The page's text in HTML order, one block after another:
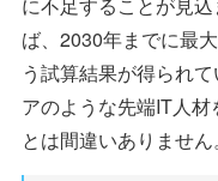
ば、2030年までに最
う試算結果が得られ
アのような先端IT人
とは間違いありません。